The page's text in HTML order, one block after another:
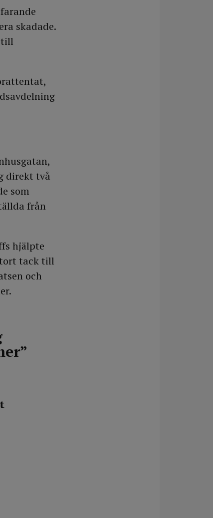
skadade.
till
direkt två
som
från
hjälpte
tack till
och